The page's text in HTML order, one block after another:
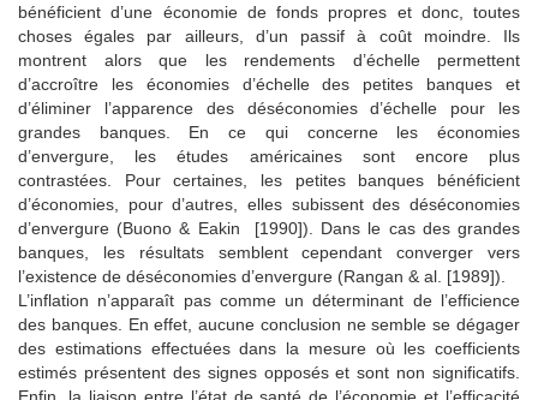
bénéficient d’une économie de fonds propres et donc, toutes
choses égales par ailleurs, d’un passif à coût moindre. Ils
montrent alors que les rendements d’échelle permettent
d’accroître les économies d’échelle des petites banques et
d’éliminer l’apparence des déséconomies d’échelle pour les
grandes banques. En ce qui concerne les économies
d’envergure, les études américaines sont encore plus
contrastées. Pour certaines, les petites banques bénéficient
d’économies, pour d’autres, elles subissent des déséconomies
d’envergure (Buono & Eakin [1990]). Dans le cas des grandes
banques, les résultats semblent cependant converger vers
l’existence de déséconomies d’envergure (Rangan & al. [1989]).
L’inflation n’apparaît pas comme un déterminant de l’efficience
des banques. En effet, aucune conclusion ne semble se dégager
des estimations effectuées dans la mesure où les coefficients
estimés présentent des signes opposés et sont non significatifs.
Enfin, la liaison entre l’état de santé de l’économie et l’efficacité